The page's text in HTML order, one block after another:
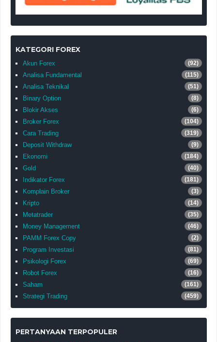
KATEGORI FOREX
Akun Forex (92)
Analisa Fundamental (115)
Analisa Teknikal (51)
Binary Option (8)
Blokir Akses (6)
Broker Forex (104)
Cara Trading (319)
Deposit Withdraw (9)
Ekonomi (184)
Gold (40)
Indikator Forex (181)
Komplain Broker (3)
Kripto (14)
Metatrader (35)
Money Management (46)
PAMM Forex Copy (2)
Program Investasi (81)
Psikologi Forex (69)
Robot Forex (16)
Saham (161)
Strategi Trading (459)
PERTANYAAN TERPOPULER